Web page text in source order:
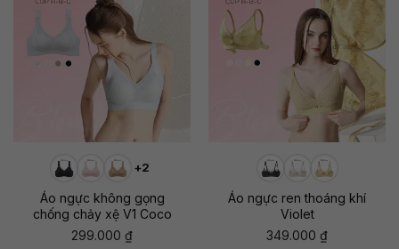
+2
Áo ngực không gọng
chống chảy xệ V1 Coco
299.000 ₫
Áo ngực ren thoáng khí
Violet
349.000 ₫